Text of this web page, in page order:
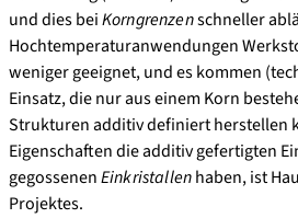
und dies beiKorngrenzenschneller
Hochtemperaturanwendungen
weniger geeignet, und es kommen
Einsatz, die nur aus einem Korn
Strukturen additiv definiert herstellen
Eigenschaften die additiv gefertigten
gegossenenEinkristallenhaben, ist
Projektes.